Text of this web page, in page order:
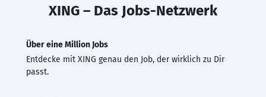
XING – Das Jobs-Netzwerk
Über eine Million Jobs
Entdecke mit XING genau den Job, der wirklich zu Dir
passt.